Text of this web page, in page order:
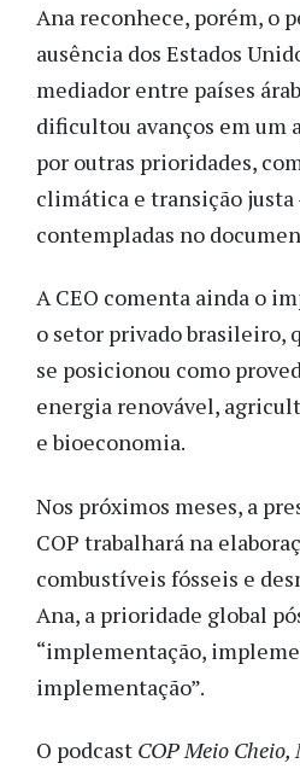
Ana reconhece, porém, o
ausência dos Estados
mediador entre países
dificultou avanços em um
por outras prioridades,
climática e transição justa
contempladas no
A CEO comenta ainda o
o setor privado brasileiro,
se posicionou como
energia renovável,
e bioeconomia.
Nos próximos meses, a
COP trabalhará na
combustíveis fósseis e
Ana, a prioridade global
“implementação,
implementação”.
O podcast COP Meio Cheio,